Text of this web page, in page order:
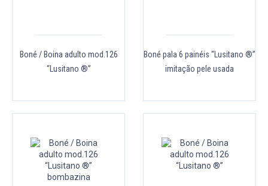
Boné / Boina adulto mod.126
“Lusitano ®”
Boné pala 6 painéis “Lusitano ®”
imitação pele usada